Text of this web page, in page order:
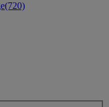
(720)